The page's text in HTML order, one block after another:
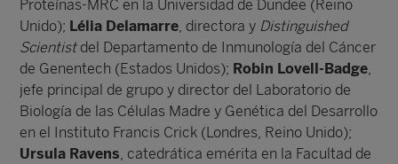
Proteínas-MRC en la Universidad de Dundee (Reino
Unido); Lélia Delamarre , directora y Distinguished
Scientistdel Departamento de Inmunología del Cáncer
de Genentech (Estados Unidos); Robin Lovell-Badge
jefe principal de grupo y director del Laboratorio de
Biología de las Células Madre y Genética del Desarrollo
en el Instituto Francis Crick (Londres, Reino Unido);
Ursula Ravens , catedrática emérita en la Facultad de